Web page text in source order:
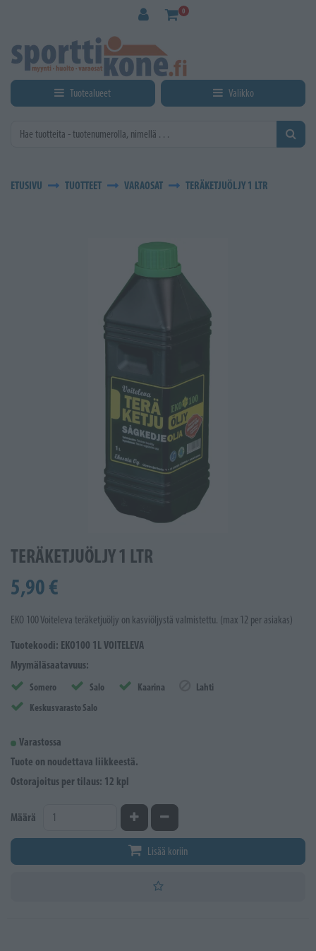
0
Tuotealueet Valikko
ETUSIVU TUOTTEET VARAOSAT TERÄKETJUÖLJY 1 LTR
TERÄKETJUÖLJY 1 LTR
5,90 €
EKO 100 Voiteleva teräketjuöljy on kasviöljystä valmistettu. (max 12 per asiakas)
Tuotekoodi: EKO100 1L VOITELEVA
Myymäläsaatavuus:
Somero Salo Kaarina
Lahti
Keskusvarasto Salo
Varastossa
Tuote on noudettava liikkeestä.
Ostorajoitus per tilaus: 12 kpl
Määrä Kasvata määrääVähennä määrää
Lisää koriin